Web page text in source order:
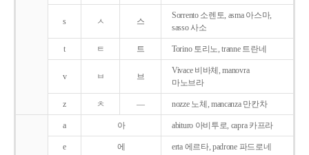
s ㅅ 스
Sorrento 소렌토, asma 아스마,
sasso 사소
t ㅌ 트 Torino 토리노, tranne 트란네
v ㅂ 브
Vivace 비바체, manovra
마노브라
z ㅊ ― nozze 노체, mancanza 만칸차
a 아 abituro 아비투로, capra 카프라
e 에 erta 에르타, padrone 파드로네